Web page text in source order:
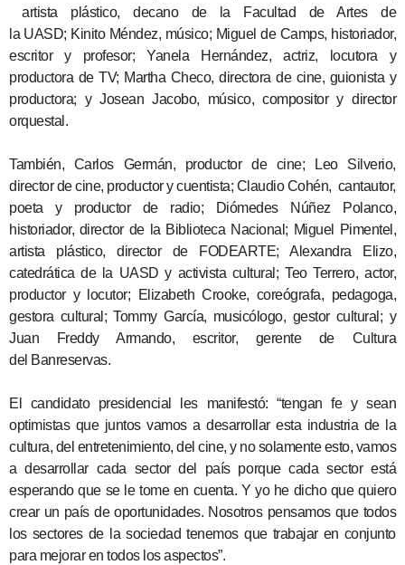
artista plástico, decano de la Facultad de Artes de
la UASD; Kinito Méndez, músico; Miguel de Camps, historiador,
escritor y profesor; Yanela Hernández, actriz, locutora y
productora de TV; Martha Checo, directora de cine, guionista y
productora; y Josean Jacobo, músico, compositor y director
orquestal.
También, Carlos Germán, productor de cine; Leo Silverio,
director de cine, productor y cuentista; Claudio Cohén, cantautor,
poeta y productor de radio; Diómedes Núñez Polanco,
historiador, director de la Biblioteca Nacional; Miguel Pimentel,
artista plástico, director de FODEARTE; Alexandra Elizo,
catedrática de la UASD y activista cultural; Teo Terrero, actor,
productor y locutor; Elizabeth Crooke, coreógrafa, pedagoga,
gestora cultural; Tommy García, musicólogo, gestor cultural; y
Juan Freddy Armando, escritor, gerente de Cultura
del Banreservas.
El candidato presidencial les manifestó: “tengan fe y sean
optimistas que juntos vamos a desarrollar esta industria de la
cultura, del entretenimiento, del cine, y no solamente esto, vamos
a desarrollar cada sector del país porque cada sector está
esperando que se le tome en cuenta. Y yo he dicho que quiero
crear un país de oportunidades. Nosotros pensamos que todos
los sectores de la sociedad tenemos que trabajar en conjunto
para mejorar en todos los aspectos”.